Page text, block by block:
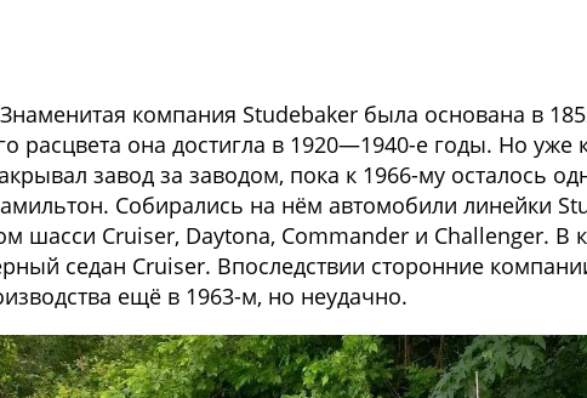
Знаменитая компания Studebaker была основана в
расцвета она достигла в 1920—1940-е годы. Но уже
завод за заводом, пока к 1966-му осталось
Собирались на нём автомобили линейки
шасси Cruiser, Daytona, Commander и Challenger. В
седан Cruiser. Впоследствии сторонние
ещё в 1963-м, но неудачно.